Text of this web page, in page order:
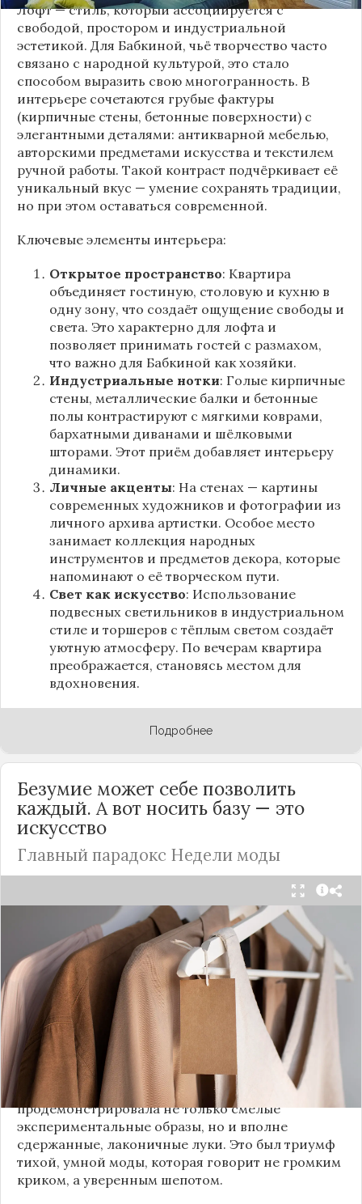
Лофт — стиль, который ассоциируется с
свободой, простором и индустриальной
эстетикой. Для Бабкиной, чьё творчество часто
связано с народной культурой, это стало
способом выразить свою многогранность. В
интерьере сочетаются грубые фактуры
(кирпичные стены, бетонные поверхности) с
элегантными деталями: антикварной мебелью,
авторскими предметами искусства и текстилем
ручной работы. Такой контраст подчёркивает её
уникальный вкус — умение сохранять традиции,
но при этом оставаться современной.
Ключевые элементы интерьера:
Открытое пространство: Квартира
объединяет гостиную, столовую и кухню в
одну зону, что создаёт ощущение свободы и
света. Это характерно для лофта и
позволяет принимать гостей с размахом,
что важно для Бабкиной как хозяйки.
Индустриальные нотки: Голые кирпичные
стены, металлические балки и бетонные
полы контрастируют с мягкими коврами,
бархатными диванами и шёлковыми
шторами. Этот приём добавляет интерьеру
динамики.
Личные акценты: На стенах — картины
современных художников и фотографии из
личного архива артистки. Особое место
занимает коллекция народных
инструментов и предметов декора, которые
напоминают о её творческом пути.
Свет как искусство: Использование
подвесных светильников в индустриальном
стиле и торшеров с тёплым светом создаёт
уютную атмосферу. По вечерам квартира
преображается, становясь местом для
вдохновения.
Подробнее
Безумие может себе позволить
каждый. А вот носить базу — это
искусство
Главный парадокс Недели моды
Принято считать, что Неделя моды в Париже —
это исключительно про безумные тренды, на
которые обычный человек посмотрит с
недоумением. Но самый интересный тренд этого
сезона был обращен к реальной жизни. Показы
доказали: истинная роскошь и мастерство стиля
заключаются не в эпатаже, а в виртуозном
владении базовыми вещами.
Как тонко подметила автор канала «Деловая
косметичка», завершившаяся неделя моды
продемонстрировала не только смелые
экспериментальные образы, но и вполне
сдержанные, лаконичные луки. Это был триумф
тихой, умной моды, которая говорит не громким
криком, а уверенным шепотом.